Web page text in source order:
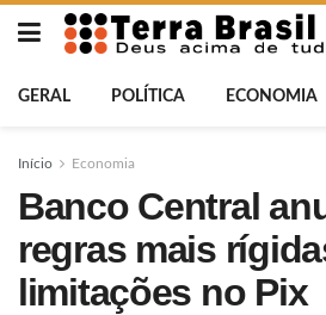
GERAL POLÍTICA ECONOMIA
Início Economia
Banco Central
regras mais
limitações no Pix